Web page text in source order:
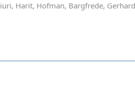
Harit, Hofman, Bargfrede,